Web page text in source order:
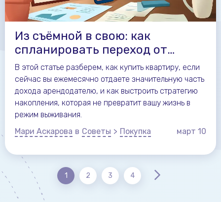
Из съёмной в свою: как
спланировать переход от
аренды квартиры к покупке
В этой статье разберем, как купить квартиру, если
сейчас вы ежемесячно отдаете значительную часть
дохода арендодателю, и как выстроить стратегию
накопления, которая не превратит вашу жизнь в
режим выживания.
Мари Аскарова в Советы > Покупка март 10
1 2 3 4